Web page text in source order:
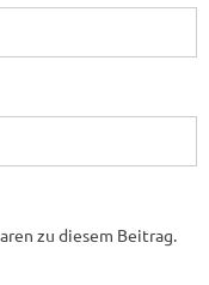
zu diesem Beitrag.